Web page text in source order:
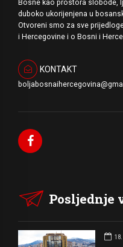
Bosne kao prostora slobode,
duboko ukorijenjena u
Otvoreni smo za sve
i Hercegovine i o Bosni i
KONTAKT
Posljednje